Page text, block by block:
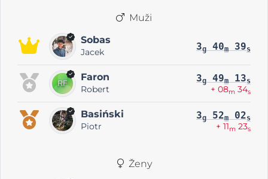
Muži
Sobas
Jacek 3g 40m 39s
Faron
Robert
3g 49m 13s
+ 08m 34s
Basiński
Piotr
3g 52m 02s
+ 11m 23s
Ženy